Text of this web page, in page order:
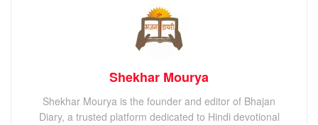
Shekhar Mourya
Shekhar Mourya is the founder and editor of Bhajan
Diary, a trusted platform dedicated to Hindi devotional